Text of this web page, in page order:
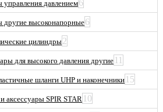
управления давлением6
другие высоконапорные6
цилиндры2
для высокого давления другие 11
шланги UHP и наконечники 15
аксессуары SPIR STAR 10